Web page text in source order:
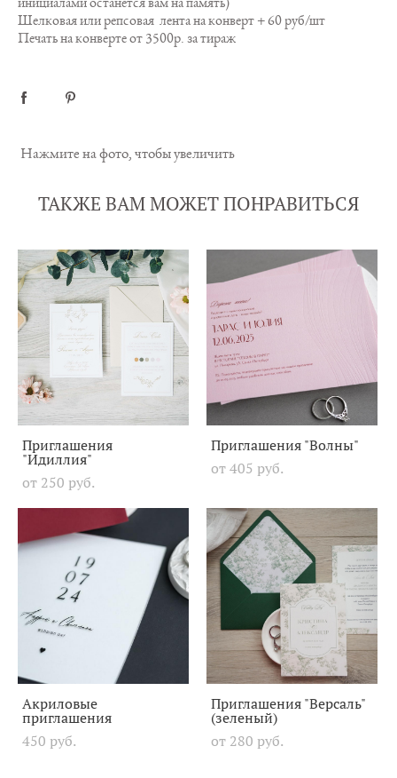
Шелковая или репсовая лента на конверт + 60 руб/шт
Печать на конверте от 3500р. за тираж
Нажмите на фото, чтобы увеличить
ТАКЖЕ ВАМ МОЖЕТ ПОНРАВИТЬСЯ
Приглашения
"Идиллия"
от 250 pуб.
Приглашения "Волны"
от 405 pуб.
Акриловые
приглашения
450 pуб.
Приглашения "Версаль"
(зеленый)
от 280 pуб.